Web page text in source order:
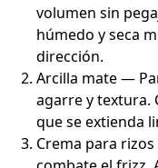
volumen sin
húmedo y seca
dirección.
Arcilla mate —
agarre y textura.
que se extienda
Crema para